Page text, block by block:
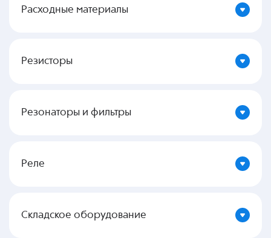
Расходные материалы
Резисторы
Резонаторы и фильтры
Реле
Складское оборудование